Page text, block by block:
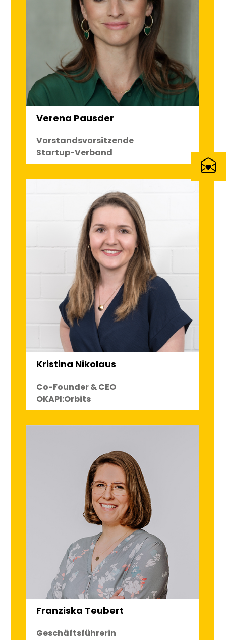
Verena Pausder
Vorstandsvorsitzende
Startup-Verband
Kristina Nikolaus
Co-Founder & CEO
OKAPI:Orbits
Franziska Teubert
Geschäftsführerin